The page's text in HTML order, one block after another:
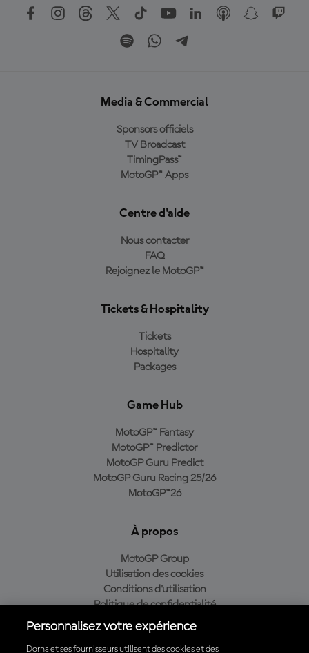
Media & Commercial
Sponsors officiels
TV Broadcast
TimingPass™
MotoGP™ Apps
Centre d'aide
Nous contacter
FAQ
Rejoignez le MotoGP™
Tickets & Hospitality
Tickets
Hospitality
Packages
Game Hub
MotoGP™ Fantasy
MotoGP™ Predictor
MotoGP Guru Predict
MotoGP Guru Racing 25/26
MotoGP™26
À propos
MotoGP Group
Utilisation des cookies
Conditions d'utilisation
Politique de confidentialité
Politique d’achat
Personnalisez votre expérience
Dorna et ses fournisseurs utilisent des cookies et des